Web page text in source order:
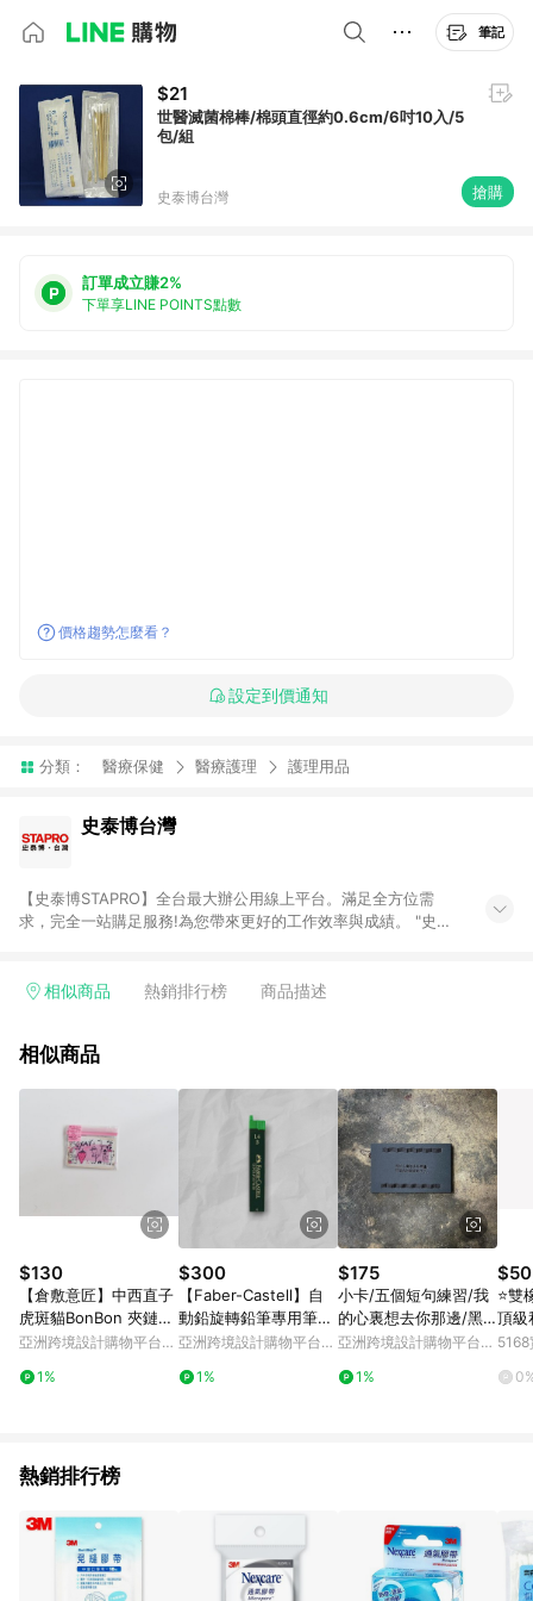
筆記
$21
世醫滅菌棉棒/棉頭直徑約0.6cm/6吋10入/5
包/組
史泰博台灣 搶購
訂單成立賺2%
下單享LINE POINTS點數
價格趨勢怎麼看？
設定到價通知
分類： 醫療保健 醫療護理 護理用品
史泰博台灣
【史泰博STAPRO】全台最大辦公用線上平台。滿足全方位需
求，完全一站購足服務!為您帶來更好的工作效率與成績。 "史泰
機器、3C及電腦週邊、辦公傢俱、生活用、茶水間用品、名片及
瀏覽器於 24 小時內結帳才享有回饋。 (2) 訂單未滿免運門檻750
相似商品 熱銷排行榜 商品描述
相似商品
$130
【倉敷意匠】中西直子
虎斑貓BonBon 夾鏈袋
S : 99220-01
亞洲跨境設計購物平台
1%
$300
【Faber-Castell】自
動鉛旋轉鉛筆專用筆芯
B 1.4mm-6支裝-3入
亞洲跨境設計購物平台
1%
$175
小卡/五個短句練習/我
的心裏想去你那邊/黑
燙黑
亞洲跨境設計購物平台
1%
⭐️雙
頂級
平車
熱銷排行榜